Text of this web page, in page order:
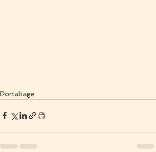
Portaltage